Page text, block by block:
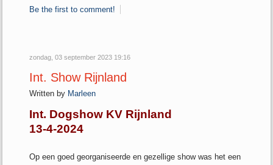
Be the first to comment!
zondag, 03 september 2023 19:16
Int. Show Rijnland
Written by Marleen
Int. Dogshow KV Rijnland
13-4-2024
Op een goed georganiseerde en gezellige show was het een